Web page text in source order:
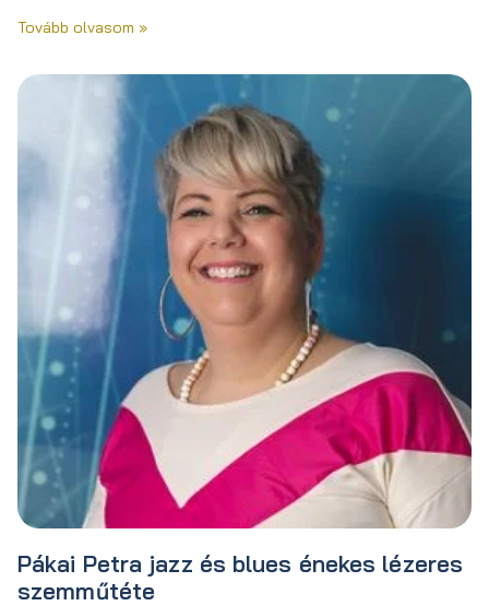
Tovább olvasom »
Pákai Petra jazz és blues énekes lézeres
szemműtéte